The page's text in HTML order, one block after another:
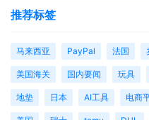
（3）到账时间将在承运商
推荐标签
马来西亚 PayPal 法国
美国海关 国内要闻 玩具
地垫 日本 AI工具 电商